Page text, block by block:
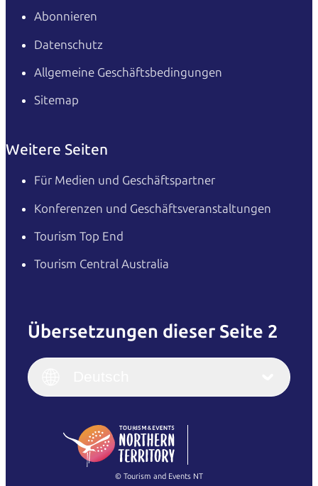
Abonnieren
Datenschutz
Allgemeine Geschäftsbedingungen
Sitemap
Weitere Seiten
Für Medien und Geschäftspartner
Konferenzen und Geschäftsveranstaltungen
Tourism Top End
Tourism Central Australia
Übersetzungen dieser Seite 2
English
(Singapore)
Italiano
繁體中文
© Tourism and Events NT